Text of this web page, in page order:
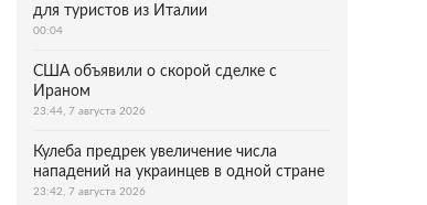
для туристов из Италии
00:04
США объявили о скорой сделке с
Ираном
23:44, 7 августа 2026
Кулеба предрек увеличение числа
нападений на украинцев в одной стране
23:42, 7 августа 2026